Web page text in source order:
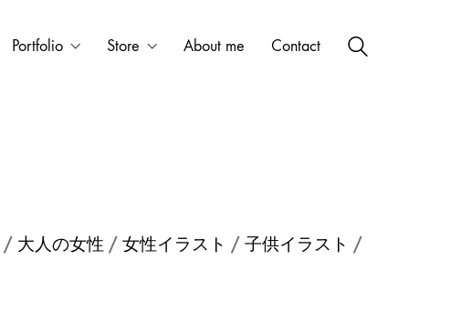
Portfolio Store About me Contact
/ 大人の女性 / 女性イラスト / 子供イラスト /